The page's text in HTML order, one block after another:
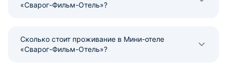
«Сварог-Фильм-Отель»?
Сколько стоит проживание в Мини-отеле
«Сварог-Фильм-Отель»?